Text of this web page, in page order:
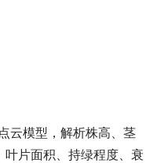
云模型，解析株高、茎
片面积、持绿程度、衰